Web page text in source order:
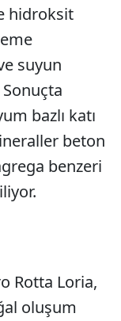
hidroksit
suyun
bazlı katı
beton
benzeri
Rotta Loria,
oluşum